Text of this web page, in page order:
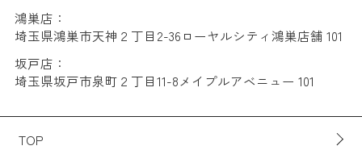
鴻巣店：
埼玉県鴻巣市天神２丁目2-36ローヤルシティ鴻巣店舗 101
坂戸店：
埼玉県坂戸市泉町２丁目11-8メイプルアベニュー 101
TOP